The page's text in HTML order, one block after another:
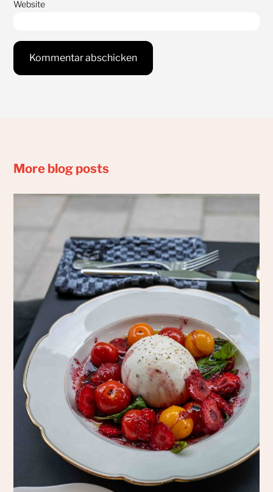
Website
More blog posts